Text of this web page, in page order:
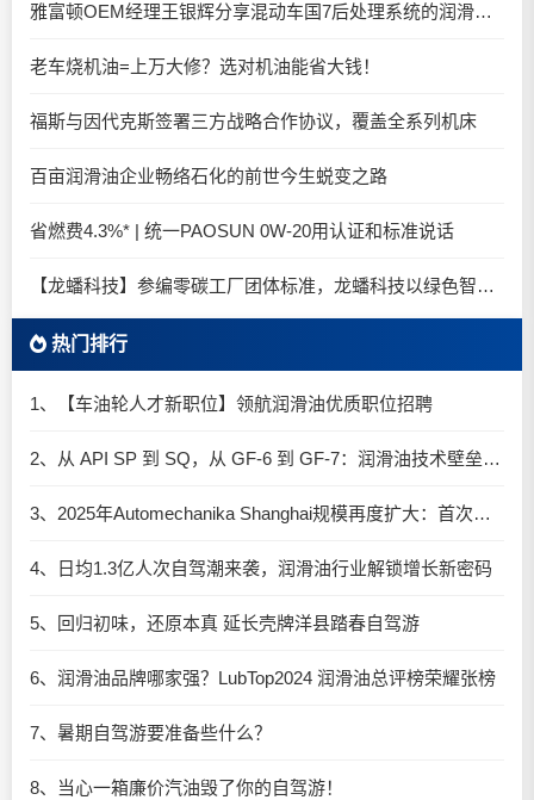
雅富顿OEM经理王银辉分享混动车国7后处理系统的润滑油要求
老车烧机油=上万大修？选对机油能省大钱！
福斯与因代克斯签署三方战略合作协议，覆盖全系列机床
百亩润滑油企业畅络石化的前世今生蜕变之路
省燃费4.3%* | 统一PAOSUN 0W-20用认证和标准说话
【龙蟠科技】参编零碳工厂团体标准，龙蟠科技以绿色智造锚定零碳未来
热门排行
1、【车油轮人才新职位】领航润滑油优质职位招聘
2、从 API SP 到 SQ，从 GF-6 到 GF-7：润滑油技术壁垒再升高，你准备好了吗？
3、2025年Automechanika Shanghai规模再度扩大：首次启用国家会展中心（上海）全部15个展馆
4、日均1.3亿人次自驾潮来袭，润滑油行业解锁增长新密码​
5、回归初味，还原本真 延长壳牌洋县踏春自驾游
6、润滑油品牌哪家强？LubTop2024 润滑油总评榜荣耀张榜
7、暑期自驾游要准备些什么？
8、当心一箱廉价汽油毁了你的自驾游！